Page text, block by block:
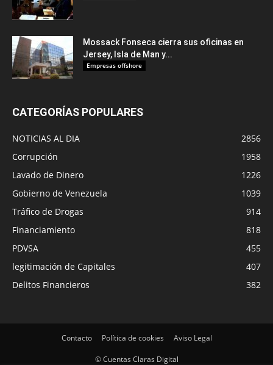
Mossack Fonseca cierra sus oficinas en
Jersey, Isla de Man y...
Empresas offshore
CATEGORÍAS POPULARES
NOTICIAS AL DIA
2856
Corrupción
1958
Lavado de Dinero
1226
Gobierno de Venezuela
1039
Tráfico de Drogas
914
Financiamiento
818
PDVSA
455
legitimación de Capitales
407
Delitos Financieros
382
Contacto Política de cookies Aviso Legal
© Cuentas Claras Digital